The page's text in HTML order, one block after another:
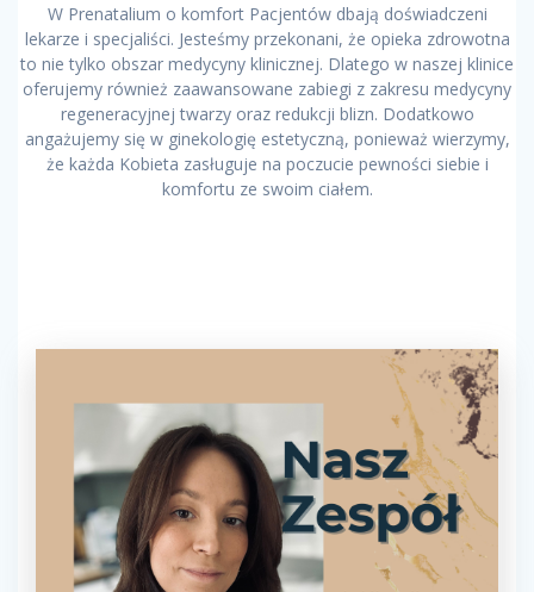
W Prenatalium o komfort Pacjentów dbają doświadczeni
lekarze i specjaliści. Jesteśmy przekonani, że opieka zdrowotna
to nie tylko obszar medycyny klinicznej. Dlatego w naszej klinice
oferujemy również zaawansowane zabiegi z zakresu medycyny
regeneracyjnej twarzy oraz redukcji blizn. Dodatkowo
angażujemy się w ginekologię estetyczną, ponieważ wierzymy,
że każda Kobieta zasługuje na poczucie pewności siebie i
komfortu ze swoim ciałem.